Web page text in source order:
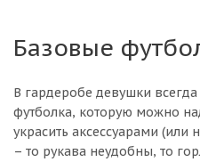
Базовые
В гардеробе девушки
футболка, которую можно
украсить аксессуарами (или
– то рукава неудобны, то